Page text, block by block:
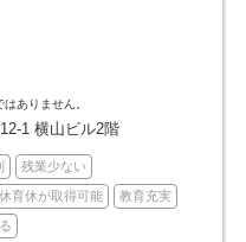
下田市 4
湖西市 14
御前崎市
ありません。
1 横山ビル2階
残業少ない
育休が取得可能 教育充実